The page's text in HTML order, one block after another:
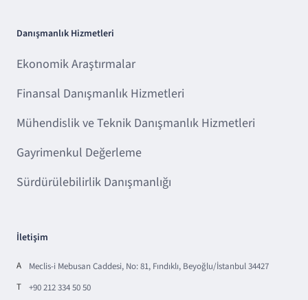
Danışmanlık Hizmetleri
Ekonomik Araştırmalar
Finansal Danışmanlık Hizmetleri
Mühendislik ve Teknik Danışmanlık Hizmetleri
Gayrimenkul Değerleme
Sürdürülebilirlik Danışmanlığı
İletişim
A
Meclis-i Mebusan Caddesi, No: 81, Fındıklı, Beyoğlu/İstanbul 34427
T
+90 212 334 50 50